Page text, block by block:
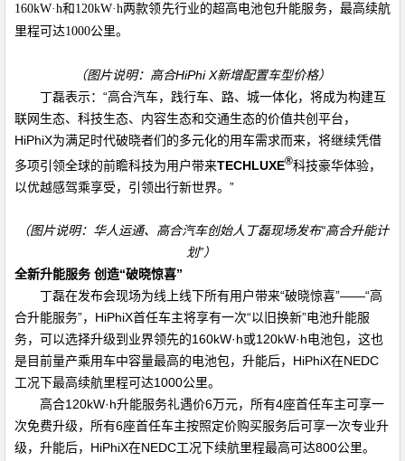
160kW·h和120kW·h两款领先行业的超高电池包升能服务，最高续航
里程可达1000公里。
（图片说明：高合HiPhi X新增配置车型价格）
丁磊表示：“高合汽车，践行车、路、城一体化，将成为构建互
联网生态、科技生态、内容生态和交通生态的价值共创平台，
HiPhiX为满足时代破晓者们的多元化的用车需求而来，将继续凭借
多项引领全球的前瞻科技为用户带来TECHLUXE®科技豪华体验，
以优越感驾乘享受，引领出行新世界。”
（图片说明：华人运通、高合汽车创始人丁磊现场发布“高合升能计
划”）
全新升能服务 创造“破晓惊喜”
丁磊在发布会现场为线上线下所有用户带来“破晓惊喜”——“高
合升能服务”， HiPhiX首任车主将享有一次“以旧换新”电池升能服
务，可以选择升级到业界领先的160kW·h或120kW·h电池包，这也
是目前量产乘用车中容量最高的电池包，升能后， HiPhiX在NEDC
工况下最高续航里程可达1000公里。
高合120kW·h升能服务礼遇价6万元，所有4座首任车主可享一
次免费升级，所有6座首任车主按照定价购买服务后可享一次专业升
级，升能后， HiPhiX在NEDC工况下续航里程最高可达800公里。